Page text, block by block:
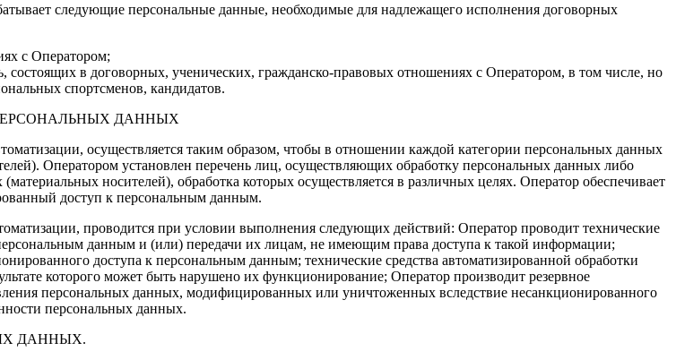
следующие персональные данные, необходимые для надлежащего исполнения договорных
с Оператором;
в договорных, ученических, гражданско-правовых отношениях с Оператором, в том числе, но
спортсменов, кандидатов.
ДАННЫХ
осуществляется таким образом, чтобы в отношении каждой категории персональных данных
Оператором установлен перечень лиц, осуществляющих обработку персональных данных либо
носителей), обработка которых осуществляется в различных целях. Оператор обеспечивает
доступ к персональным данным.
проводится при условии выполнения следующих действий: Оператор проводит технические
данным и (или) передачи их лицам, не имеющим права доступа к такой информации;
доступа к персональным данным; технические средства автоматизированной обработки
которого может быть нарушено их функционирование; Оператор производит резервное
персональных данных, модифицированных или уничтоженных вследствие несанкционированного
персональных данных.
ДАННЫХ.